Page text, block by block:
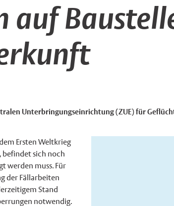
auf
Unterbringungseinrichtung (ZUE) für
Ersten Weltkrieg
sich noch
werden muss. Für
der Fällarbeiten
Stand
notwendig.